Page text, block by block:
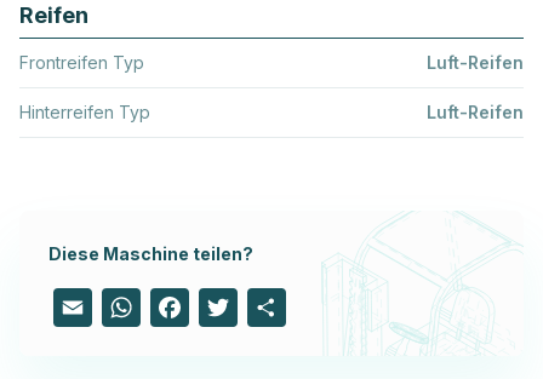
Reifen
Frontreifen Typ Luft-Reifen
Hinterreifen Typ Luft-Reifen
Diese Maschine teilen?
Email WhatsAppFacebook
Twitter